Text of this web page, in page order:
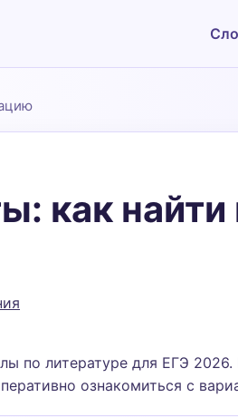
Подать заявкукак
по литературе для ЕГЭ
ознакомиться с